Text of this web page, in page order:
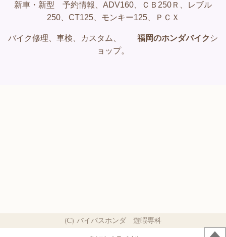
新車・新型 予約情報、ADV160、ＣＢ250Ｒ、レブル
250、CT125、モンキー125、ＰＣＸ
バイク修理、車検、カスタム、 福岡のホンダバイク シ
ョップ。
(C) バイパスホンダ 遊暇専科